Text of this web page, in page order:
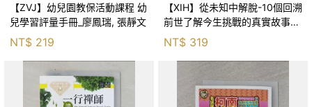
【ZVJ】幼兒園教保活動課程 幼
兒學習評量手冊_廖鳳瑞, 張靜文
NT$ 219
【XIH】從未知中解脫-10個回溯
前世了解今生挑戰的真實故事_
羅伯特．舒
NT$ 319